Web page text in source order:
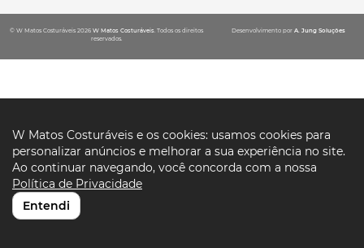
© W Matos Costuráveis 2026 W Matos Costuráveis. Todos os direitos
reservados.
Desenvolvimento por A. Jung Soluções
W Matos Costuráveis e os cookies: usamos cookies para
personalizar anúncios e melhorar a sua experiência no site.
Ao continuar navegando, você concorda com a nossa
Política de Privacidade
Entendi